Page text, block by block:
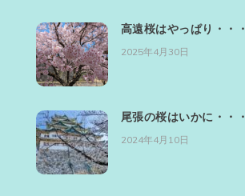
高遠桜はやっぱり・・・
2025年4月30日
尾張の桜はいかに・・・
2024年4月10日